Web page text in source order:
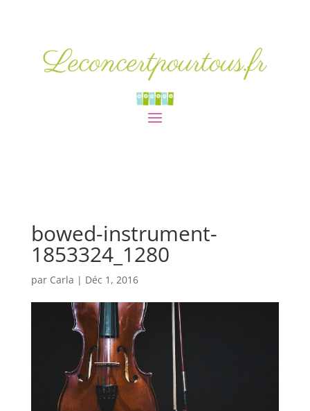
Leconcertpourtous.fr
bowed-instrument-
1853324_1280
par Carla | Déc 1, 2016